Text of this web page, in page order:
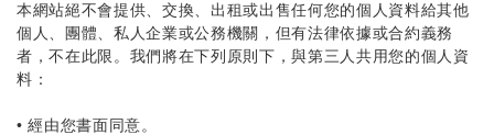
本網站絕不會提供、交換、出租或出售任何您的個人資料給其他
個人、團體、私人企業或公務機關，但有法律依據或合約義務
者，不在此限。我們將在下列原則下，與第三人共用您的個人資
料：
•經由您書面同意。